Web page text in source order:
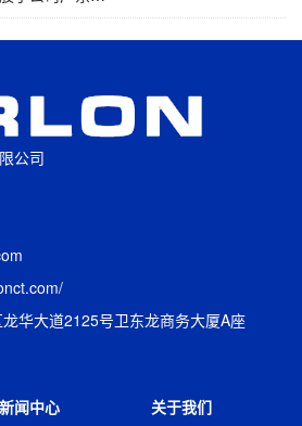
公司
华大道2125号卫东龙商务大厦A座
新闻中心
关于我们